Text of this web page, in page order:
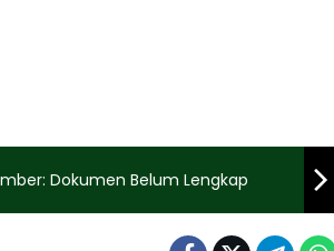
Dokumen Belum Lengkap